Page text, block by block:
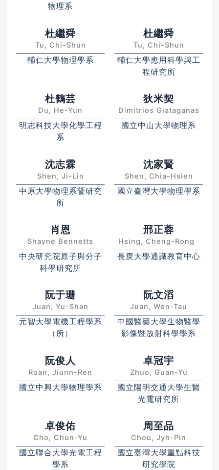
物理系
杜繼舜
Tu, Chi-Shun
輔仁大學物理學系
杜繼舜
Tu, Chi-Shun
輔仁大學應用科學與工
程研究所
杜鶴芸
Du, He-Yun
明志科技大學化學工程
系
狄米契
Dimitrios Giataganas
國立中山大學物理系
沈志霖
Shen, Ji-Lin
中原大學物理系暨研究
所
沈家賢
Shen, Chia-Hsien
國立臺灣大學物理學系
肖恩
Shayne Bennetts
中央研究院原子與分子
科學研究所
邢正蓉
Hsing, Cheng-Rong
長庚大學通識教育中心
阮于珊
Juan, Yu-Shan
元智大學電機工程學系
（所）
阮文滔
Juan, Wen-Tau
中國醫藥大學生物醫學
影像暨放射科學學系
阮俊人
Roan, Jiunn-Ren
國立中興大學物理學系
卓冠宇
Zhuo, Guan-Yu
國立陽明交通大學生醫
光電研究所
卓俊佑
Cho, Chun-Yu
國立聯合大學光電工程
學系
周至品
Chou, Jyh-Pin
國立臺灣大學重點科技
研究學院